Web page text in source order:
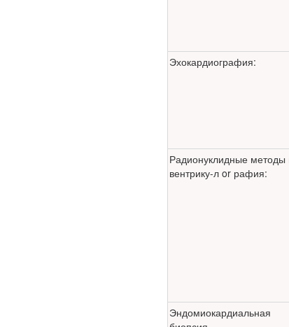
Эхокардиография:
Радионуклидные методы
вентрику-л or рафия:
Эндомиокардиальная